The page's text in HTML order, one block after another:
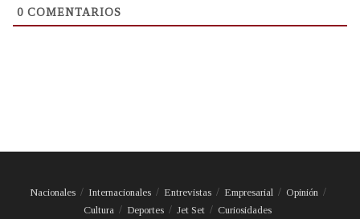
0 COMENTARIOS
Nacionales Internacionales Entrevistas Empresarial
Opinión
Cultura
Deportes Jet Set Curiosidades